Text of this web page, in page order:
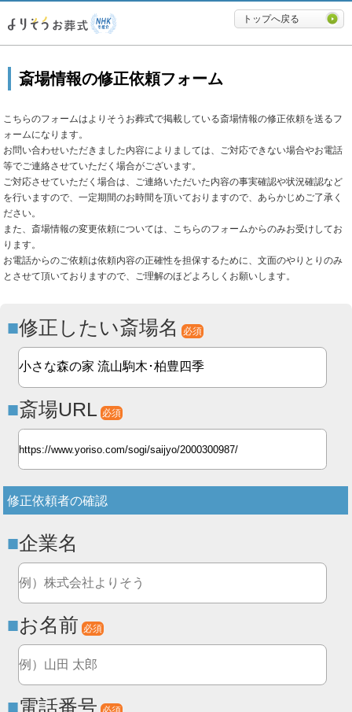
必要最低限に絞ったよりそうお
トップへ戻る
斎場情報の修正依頼フォーム
こちらのフォームはよりそうお葬式で掲載している斎場情報の修正依頼を送るフ
ォームになります。
お問い合わせいただきました内容によりましては、ご対応できない場合やお電話
等でご連絡させていただく場合がございます。
ご対応させていただく場合は、ご連絡いただいた内容の事実確認や状況確認など
を行いますので、一定期間のお時間を頂いておりますので、あらかじめご了承く
ださい。
また、斎場情報の変更依頼については、こちらのフォームからのみお受けしてお
ります。
お電話からのご依頼は依頼内容の正確性を担保するために、文面のやりとりのみ
とさせて頂いておりますので、ご理解のほどよろしくお願いします。
修正したい斎場名 必須
斎場URL 必須
修正依頼者の確認
企業名
お名前 必須
電話番号